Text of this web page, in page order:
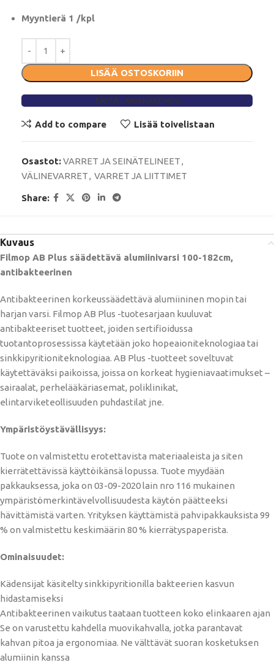
Myyntierä 1 /kpl
LISÄÄ OSTOSKORIIN
TÄYTÄ LAINAHAKEMUS
Add to compare Lisää toivelistaan
Osastot:VARRET JA SEINÄTELINEET,
VÄLINEVARRET, VARRET JA LIITTIMET
Share:
Kuvaus
Filmop AB Plus säädettävä alumiinivarsi 100-182cm,
antibakteerinen
Antibakteerinen korkeussäädettävä alumiininen mopin tai
harjan varsi. Filmop AB Plus -tuotesarjaan kuuluvat
antibakteeriset tuotteet, joiden sertifioidussa
tuotantoprosessissa käytetään joko hopeaioniteknologiaa tai
sinkkipyritioniteknologiaa. AB Plus -tuotteet soveltuvat
käytettäväksi paikoissa, joissa on korkeat hygieniavaatimukset –
sairaalat, perhelääkäriasemat, poliklinikat,
elintarviketeollisuuden puhdastilat jne.
Ympäristöystävällisyys:
Tuote on valmistettu erotettavista materiaaleista ja siten
kierrätettävissä käyttöikänsä lopussa. Tuote myydään
pakkauksessa, joka on 03-09-2020 lain nro 116 mukainen
ympäristömerkintävelvollisuudesta käytön päätteeksi
hävittämistä varten. Yrityksen käyttämistä pahvipakkauksista 99
% on valmistettu keskimäärin 80 % kierrätyspaperista.
Ominaisuudet:
Kädensijat käsitelty sinkkipyritionilla bakteerien kasvun
hidastamiseksi
Antibakteerinen vaikutus taataan tuotteen koko elinkaaren ajan
Se on varustettu kahdella muovikahvalla, jotka parantavat
kahvan pitoa ja ergonomiaa. Ne välttävät suoran kosketuksen
alumiinin kanssa